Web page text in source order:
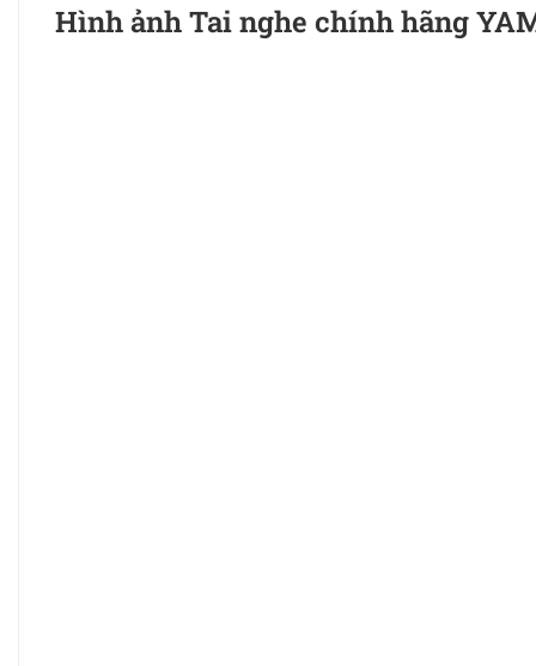
Hình ảnh Tai nghe chính hãng